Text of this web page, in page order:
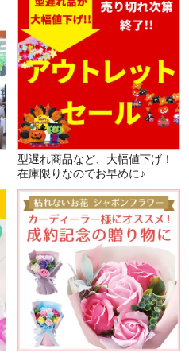
型遅れ商品など、大幅値下げ！
在庫限りなのでお早めに♪